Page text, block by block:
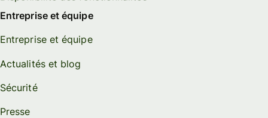
Entreprise et équipe
Entreprise et équipe
Actualités et blog
Sécurité
Presse